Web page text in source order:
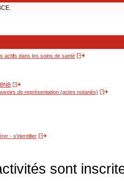
actifs dans les soins de santé
de représentation (actes notariés)
- s'identifier
sont